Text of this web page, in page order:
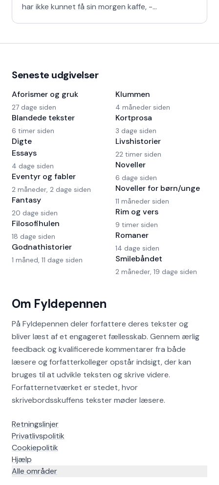
har ikke kunnet få sin morgen kaffe, -
Om Fyldepennen
På Fyldepennen deler forfattere deres tekster og
bliver læst af et engageret fællesskab. Gennem ærlig
feedback og kvalificerede kommentarer fra både
læsere og forfatterkolleger opstår indsigt, der kan
bruges til at udvikle teksten og skrive videre.
Forfatternetværket er stedet, hvor
skrivebordsskuffens tekster møder læsere.
Retningslinjer
Privatlivspolitik
Cookiepolitik
Hjælp
Alle områder
Seneste udgivelser
Aforismer og gruk
27 dage siden
Blandede tekster
6 timer siden
Digte
Essays
4 dage siden
Eventyr og fabler
2 måneder, 2 dage siden
Fantasy
20 dage siden
Filosofihulen
18 dage siden
Godnathistorier
1 måned, 11 dage siden
Klummen
4 måneder siden
Kortprosa
3 dage siden
Livshistorier
22 timer siden
Noveller
6 dage siden
Noveller for børn/unge
11 måneder siden
Rim og vers
9 timer siden
Romaner
14 dage siden
Smilebåndet
2 måneder, 19 dage siden